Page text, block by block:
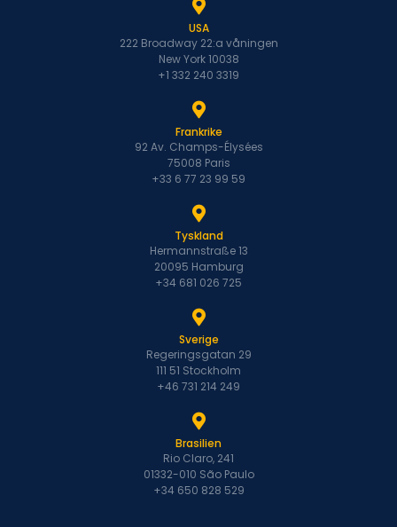
USA
222 Broadway 22:a våningen
New York 10038
+1 332 240 3319
Frankrike
92 Av. Champs-Élysées
75008 Paris
+33 6 77 23 99 59
Tyskland
Hermannstraße 13
20095 Hamburg
+34 681 026 725
Sverige
Regeringsgatan 29
111 51 Stockholm
+46 731 214 249
Brasilien
Rio Claro, 241
01332-010 São Paulo
+34 650 828 529